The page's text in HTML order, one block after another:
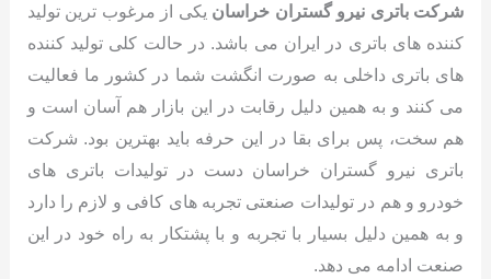
شرکت باتری نیرو گستران خراسان یکی از مرغوب ترین تولید
کننده های باتری در ایران می باشد. در حالت کلی تولید کننده
های باتری داخلی به صورت انگشت شما در کشور ما فعالیت
می کنند و به همین دلیل رقابت در این بازار هم آسان است و
هم سخت، پس برای بقا در این حرفه باید بهترین بود. شرکت
باتری نیرو گستران خراسان دست در تولیدات باتری های
خودرو و هم در تولیدات صنعتی تجربه های کافی و لازم را دارد
و به همین دلیل بسیار با تجربه و با پشتکار به راه خود در این
صنعت ادامه می دهد.